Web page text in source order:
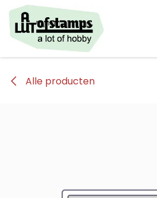
Overslaan naar inhoud
Alle producten